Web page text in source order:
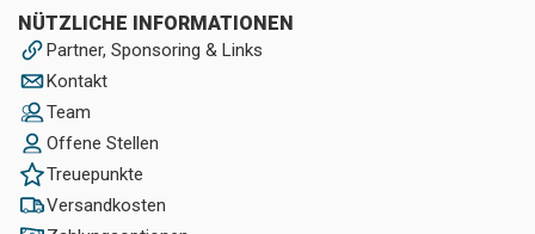
NÜTZLICHE INFORMATIONEN
Partner, Sponsoring & Links
Kontakt
Team
Offene Stellen
Treuepunkte
Versandkosten